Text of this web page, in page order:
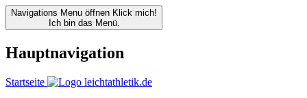
Navigations Menu öffnen Klick mich!
Ich bin das Menü.
Hauptnavigation
Startseite